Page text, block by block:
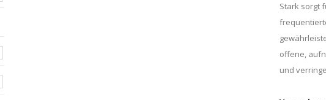
Stark sorgt
offene,
und